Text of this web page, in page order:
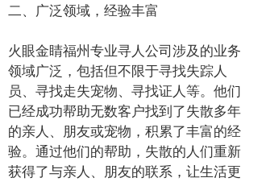
二、广泛领域，经验丰富
火眼金睛福州专业寻人公司涉及的业务
领域广泛，包括但不限于寻找失踪人
员、寻找走失宠物、寻找证人等。他们
已经成功帮助无数客户找到了失散多年
的亲人、朋友或宠物，积累了丰富的经
验。通过他们的帮助，失散的人们重新
获得了与亲人、朋友的联系，让生活更